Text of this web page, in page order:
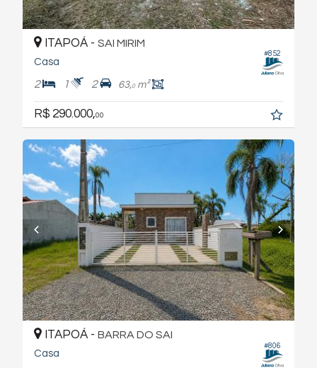
#852
ITAPOÁ - SAI MIRIM
Casa
2 1 2 63,0m²
R$ 290.000,00
#806
ITAPOÁ - BARRA DO SAI
Casa